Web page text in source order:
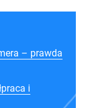
– prawda
i